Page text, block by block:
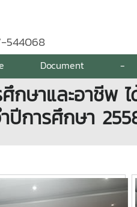
544068
Document -
ษาและอาชีพ
ปีการศึกษา